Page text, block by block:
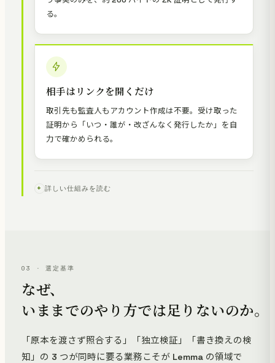
る。
相手はリンクを開くだけ
取引先も監査人もアカウント作成は不要。受け取った
証明から「いつ・誰が・改ざんなく発行したか」を自
力で確かめられる。
詳しい仕組みを読む
03 · 選定基準
なぜ、
いままでのやり方では足りないのか。
「原本を渡さず照合する」「独立検証」「書き換えの検
知」の 3 つが同時に要る業務こそが Lemma の領域で